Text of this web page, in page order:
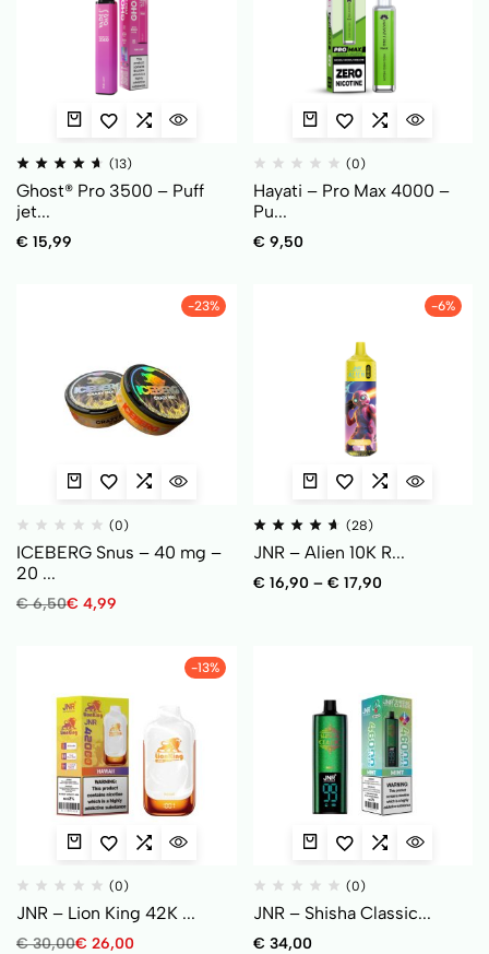
(13)
Ghost® Pro 3500 – Puff
jet...
€ 15,99
(0)
Hayati – Pro Max 4000 –
Pu...
€ 9,50
-23%
(0)
ICEBERG Snus – 40 mg –
20 ...
€6,50€ 4,99
-6%
(28)
JNR – Alien 10K R...
€ 16,90– € 17,90
-13%
(0)
JNR – Lion King 42K ...
€30,00€ 26,00
(0)
JNR – Shisha Classic...
€ 34,00